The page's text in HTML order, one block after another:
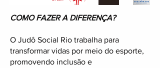
COMO FAZER A DIFERENÇA?
O Judô Social Rio trabalha para
transformar vidas por meio do esporte,
promovendo inclusão e